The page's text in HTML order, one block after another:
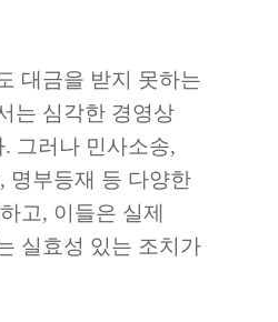
대금을 받지 못하는
는 심각한 경영상
그러나 민사소송,
명부등재 등 다양한
고, 이들은 실제
실효성 있는 조치가